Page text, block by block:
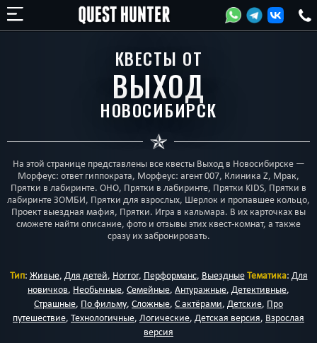
КВЕСТЫ ОТ
ВЫХОД
НОВОСИБИРСК
На этой странице представлены все квесты Выход в Новосибирске —
Морфеус: ответ гиппократа, Морфеус: агент 007, Клиника Z, Мрак,
Прятки в лабиринте. ОНО, Прятки в лабиринте, Прятки KIDS, Прятки в
лабиринте ЗОМБИ, Прятки для взрослых, Шерлок и пропавшее кольцо,
Проект выездная мафия, Прятки. Игра в кальмара. В их карточках вы
сможете найти описание, фото и отзывы этих квест-комнат, а также
сразу их забронировать.
Тип: Живые, Для детей, Horror, Перформанс, ВыездныеТематика: Для
новичков, Необычные, Семейные, Антуражные, Детективные,
Страшные, По фильму, Сложные, С актёрами, Детские, Про
путешествие, Технологичные, Логические, Детская версия, Взрослая
версия